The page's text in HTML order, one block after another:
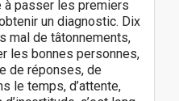
à passer les premiers
un diagnostic. Dix
mal de tâtonnements,
les bonnes personnes,
de réponses, de
le temps, d’attente,